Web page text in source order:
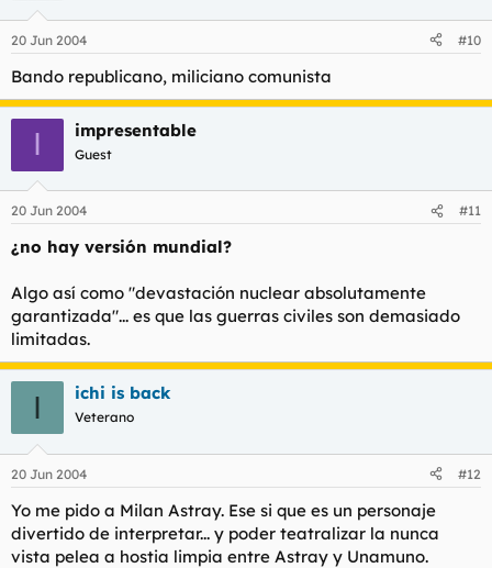
20 Jun 2004 #10
Bando republicano, miliciano comunista
I impresentable
Guest
20 Jun 2004 #11
¿no hay versión mundial?
Algo así como "devastación nuclear absolutamente
garantizada"... es que las guerras civiles son demasiado
limitadas.
I ichi is back
Veterano
20 Jun 2004 #12
Yo me pido a Milan Astray. Ese si que es un personaje
divertido de interpretar... y poder teatralizar la nunca
vista pelea a hostia limpia entre Astray y Unamuno.